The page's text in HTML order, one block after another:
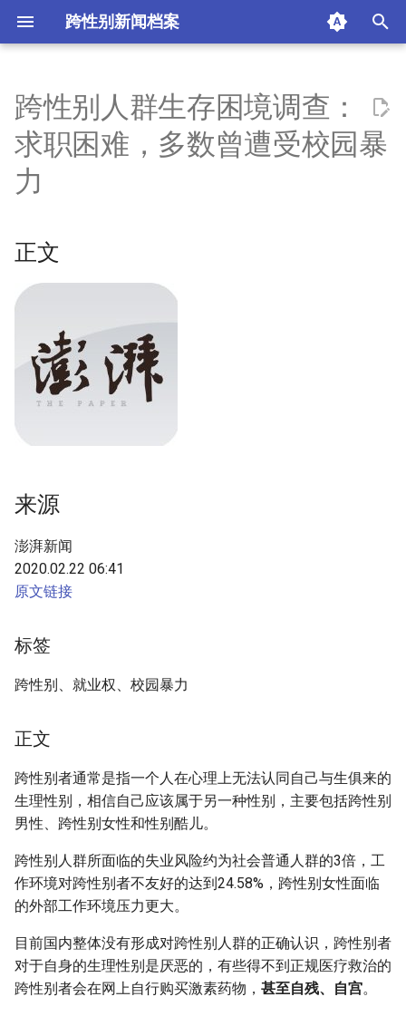
跨性别新闻档案
n
i
t
i
a
r
c
正文
来源
正文
平等就业权无保障
人群污名化较严重
版权信息
附加信息 [Processed Page
Metadata]
跨性别人群生存困境调查：
求职困难，多数曾遭受校园暴
力
正文
来源
澎湃新闻
2020.02.22 06:41
原文链接
标签
跨性别、就业权、校园暴力
正文
跨性别者通常是指一个人在心理上无法认同自己与生俱来的
生理性别，相信自己应该属于另一种性别，主要包括跨性别
男性、跨性别女性和性别酷儿。
跨性别人群所面临的失业风险约为社会普通人群的3倍，工
作环境对跨性别者不友好的达到24.58%，跨性别女性面临
的外部工作环境压力更大。
目前国内整体没有形成对跨性别人群的正确认识，跨性别者
对于自身的生理性别是厌恶的，有些得不到正规医疗救治的
跨性别者会在网上自行购买激素药物， 甚至自残、自宫。